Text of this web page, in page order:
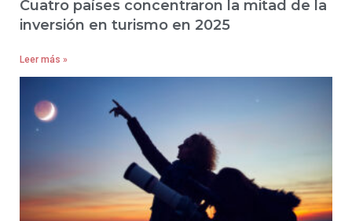
Cuatro países concentraron la mitad de la
inversión en turismo en 2025
Leer más »